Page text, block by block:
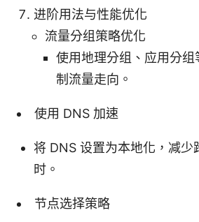
进阶用法与性能优化
流量分组策略优化
使用地理分组、应用分
制流量走向。
使用 DNS 加速
将 DNS 设置为本地化，减少
时。
节点选择策略